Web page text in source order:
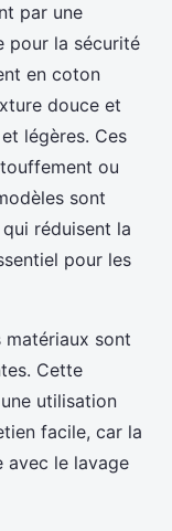
par une
pour la sécurité
en coton
douce et
et légères. Ces
ou
sont
réduisent la
pour les
sont
Cette
utilisation
facile, car la
avec le lavage